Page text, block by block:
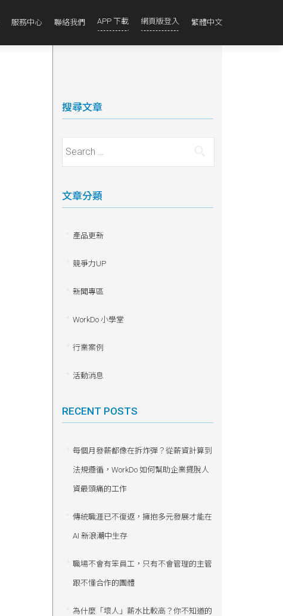
服務中心 聯絡我們 APP 下載 網頁版登入 繁體中文
搜尋文章
Search for:
文章分類
產品更新
競爭力UP
新聞專區
WorkDo 小學堂
行業案例
活動消息
RECENT POSTS
每個月發薪都像在拆炸彈？從薪資計算到
法規遵循，WorkDo 如何幫助企業擺脫人
資最頭痛的工作
傳統職涯已不復返，擁抱多元發展才能在
AI 新浪潮中生存
職場不會有笨員工，只有不會管理的主管
跟不懂合作的團體
為什麼「壞人」薪水比較高？你不知道的